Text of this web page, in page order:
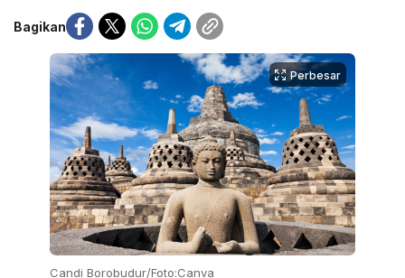
Bagikan
Perbesar
Candi Borobudur/Foto:Canva